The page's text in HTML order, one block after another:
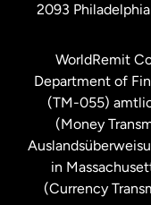
2093
WorldRemit
Department of
(TM-055)
(Money
in
(Currency